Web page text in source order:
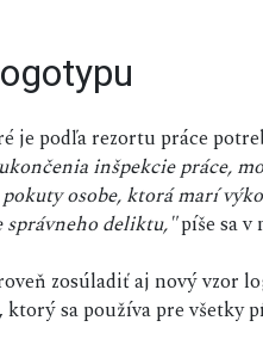
je podľa rezortu práce
inšpekcie práce,
osobe, ktorá marí
správneho deliktu,"píše sa v
zosúladiť aj nový vzor
ktorý sa používa pre všetky